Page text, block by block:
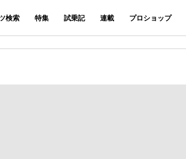
検索 特集 試乗記 連載 プロショップ